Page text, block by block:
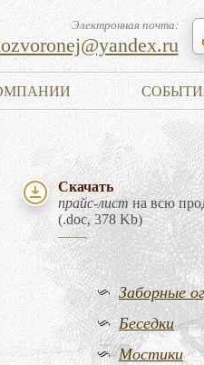
Электронная почта:
Скачать
прайс-листна всю
(.doc, 378 Kb)
Заборные
Беседки
Мостики